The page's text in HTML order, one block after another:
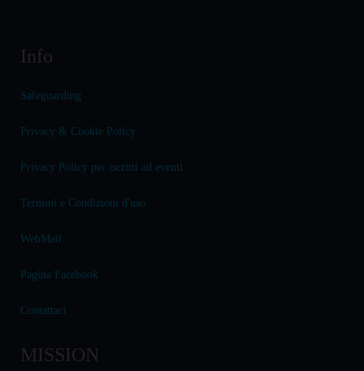
Info
Safeguarding
Privacy & Cookie Policy
Privacy Policy per iscritti ad eventi
Termini e Condizioni d'uso
WebMail
Pagina Facebook
Contattaci
MISSION